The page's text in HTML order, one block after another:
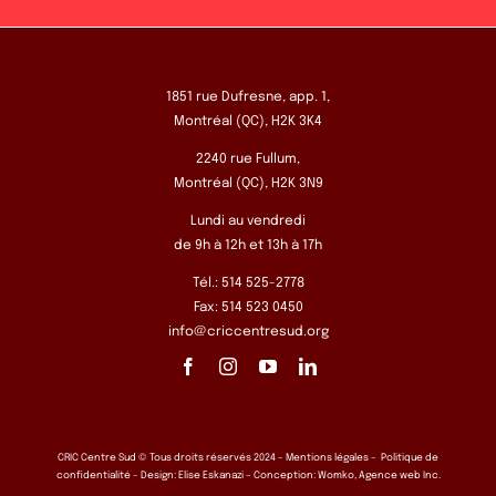
1851 rue Dufresne, app. 1,
Montréal (QC), H2K 3K4
2240 rue Fullum,
Montréal (QC), H2K 3N9
Lundi au vendredi
de 9h à 12h et 13h à 17h
Tél.: 514 525-2778
Fax: 514 523 0450
info@criccentresud.org
CRIC Centre Sud © Tous droits réservés 2024 – Mentions légales –
Politique de
confidentialité– Design: Elise Eskanazi– Conception: Womko, Agence web Inc.